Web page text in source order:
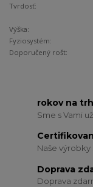
Tvrdosť:
Výška:
Fyziosystém:
Doporučený rošt:
rokov na
Sme s Vami
Naše
Doprava
Doprava